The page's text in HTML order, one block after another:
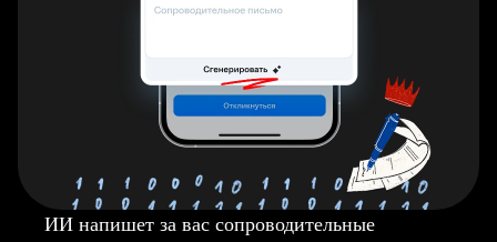
ИИ напишет за вас сопроводительные